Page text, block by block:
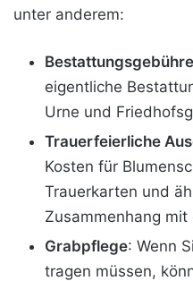
unter anderem:
eigentliche
Urne und
Trauerfeierliche
Kosten für
Trauerkarten und
Zusammenhang
Grabpflege: Wenn
tragen müssen,